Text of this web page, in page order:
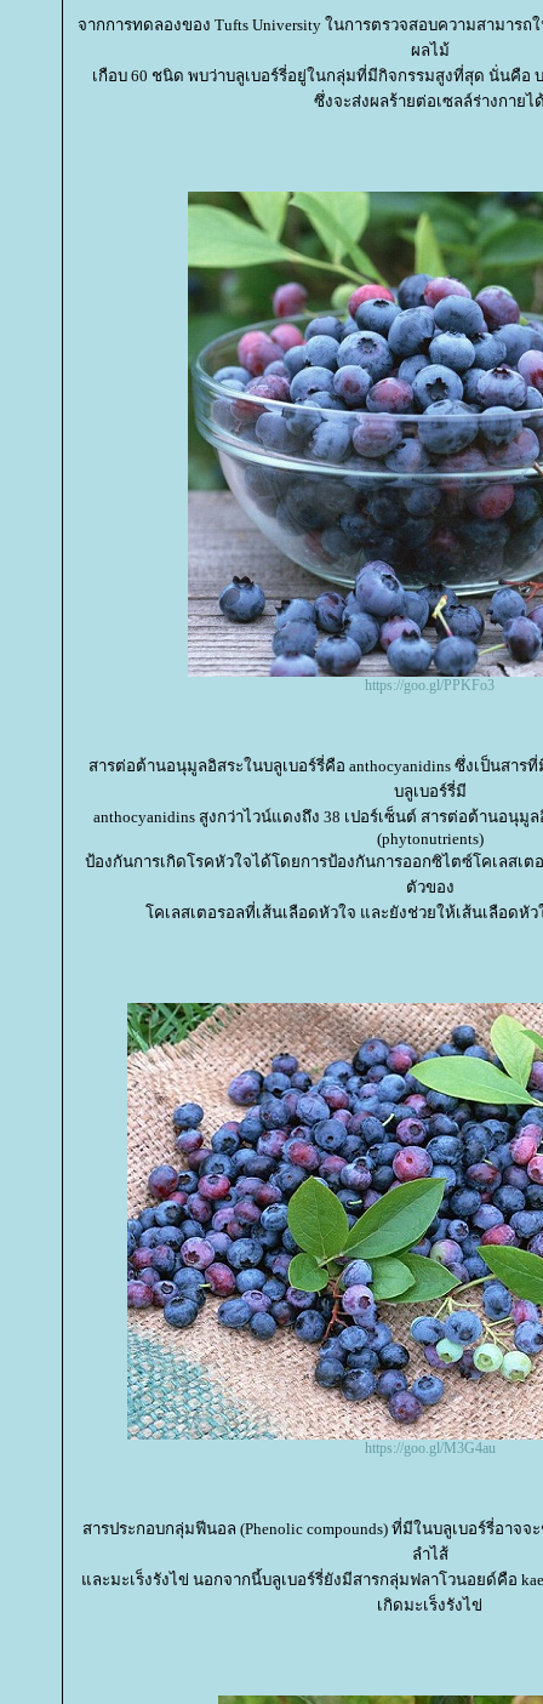
จากการทดลองของ Tufts University ในการตรวจสอบความสามาร
ผลไม้
เกือบ 60 ชนิด พบว่าบลูเบอร์รี่อยู่ในกลุ่มที่มีกิจกรรมสูงที่สุด นั่นคือ
ซึ่งจะส่งผลร้ายต่อเซลล์ร่างกายไ
https://goo.gl/PPKFo3
สารต่อต้านอนุมูลอิสระในบลูเบอร์รี่คือ anthocyanidins ซึ่งเป็นสา
บลูเบอร์รี่มี
anthocyanidins สูงกว่าไวน์แดงถึง 38 เปอร์เซ็นต์ สารต่อต้านอนุ
(phytonutrients)
ป้องกันการเกิดโรคหัวใจได้โดยการป้องกันการออกซิไตซ์โคเลสเ
ตัวของ
คเลสเตอรอลที่เส้นเลือดหัวใจ และยังช่วยให้เส้นเลือดหั
https://goo.gl/M3G4au
สารประกอบกลุ่มฟีนอล (Phenolic compounds) ที่มีในบลูเบอร์รี่อาจจ
ลำไส้
ละมะเร็งรังไข่ นอกจากนี้บลูเบอร์รี่ยังมีสารกลุ่มฟลาโวนอยด์คือ
เกิดมะเร็งรังไข่